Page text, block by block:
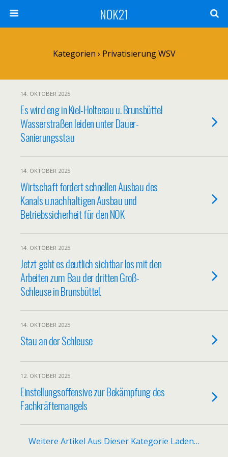
NOK21
Kategorien › Privatisierung WSV
14. OKTOBER 2025
Es wird eng in Kiel-Holtenau u. Brunsbüttel
Wasserstraßen leiden unter Dauer-
Sanierungsstau
14. OKTOBER 2025
Wirtschaft fordert schnellen Ausbau des
Kanals u.nachhaltigen Ausbau und
Betriebssicherheit für den NOK
14. OKTOBER 2025
Jetzt geht es deutlich sichtbar los mit den
Arbeiten zum Bau der dritten Groß-
Schleuse in Brunsbüttel.
14. OKTOBER 2025
Stau an der Schleuse
12. OKTOBER 2025
Einstellungsoffensive zur Bekämpfung des
Fachkräftemangels
Weitere Artikel Aus Dieser Kategorie Laden…